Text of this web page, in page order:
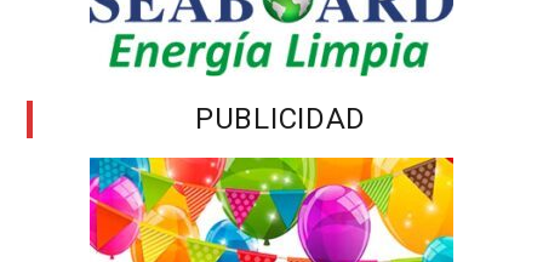
PUBLICIDAD